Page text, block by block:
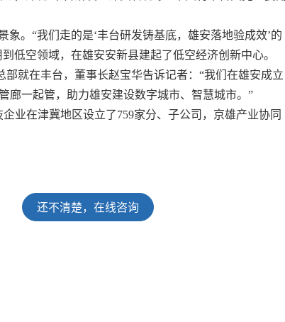
。“我们走的是‘丰台研发铸基底，雄安落地验成效’的
低空领域，在雄安安新县建起了低空经济创新中心。
就在丰台，董事长赵宝华告诉记者：“我们在雄安成立
廊一起管，助力雄安建设数字城市、智慧城市。”
业在津冀地区设立了759家分、子公司，京雄产业协同
还不清楚，在线咨询